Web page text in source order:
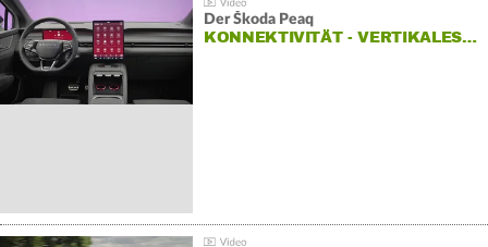
Der Škoda Peaq
KONNEKTIVITÄT - VERTIKALES…